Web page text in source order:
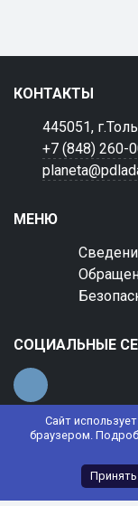
Сайт
браузером.
Принять
КОНТАКТЫ
445051,
+7 (848) 260-
МЕНЮ
СОЦИАЛЬНЫЕ
© 2022 АНО ДО